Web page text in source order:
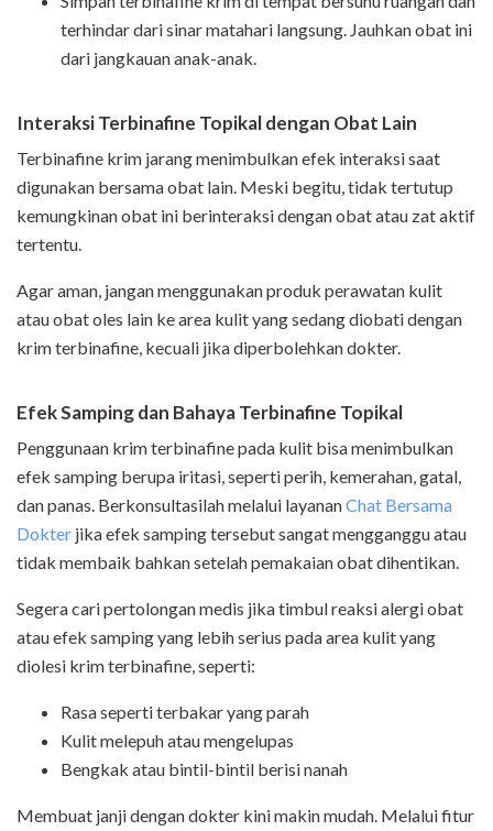
terhindar dari sinar matahari langsung. Jauhkan obat ini
dari jangkauan anak-anak.
Interaksi Terbinafine Topikal dengan Obat Lain
Terbinafine krim jarang menimbulkan efek interaksi saat
digunakan bersama obat lain. Meski begitu, tidak tertutup
kemungkinan obat ini berinteraksi dengan obat atau zat aktif
tertentu.
Agar aman, jangan menggunakan produk perawatan kulit
atau obat oles lain ke area kulit yang sedang diobati dengan
krim terbinafine, kecuali jika diperbolehkan dokter.
Efek Samping dan Bahaya Terbinafine Topikal
Penggunaan krim terbinafine pada kulit bisa menimbulkan
efek samping berupa iritasi, seperti perih, kemerahan, gatal,
dan panas. Berkonsultasilah melalui layananChat Bersama
Dokter jika efek samping tersebut sangat mengganggu atau
tidak membaik bahkan setelah pemakaian obat dihentikan.
Segera cari pertolongan medis jika timbul reaksi alergi obat
atau efek samping yang lebih serius pada area kulit yang
diolesi krim terbinafine, seperti:
Rasa seperti terbakar yang parah
Kulit melepuh atau mengelupas
Bengkak atau bintil-bintil berisi nanah
Membuat janji dengan dokter kini makin mudah. Melaluifitur